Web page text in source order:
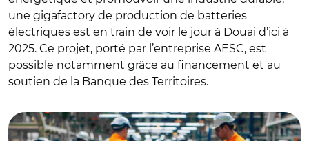
une gigafactory de production de batteries
électriques est en train de voir le jour à Douai d’ici à
2025. Ce projet, porté par l’entreprise AESC, est
possible notamment grâce au financement et au
soutien de la Banque des Territoires.